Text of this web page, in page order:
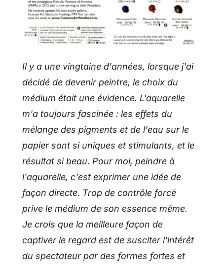
Il y a une vingtaine d'années, lorsque j'ai
décidé de devenir peintre, le choix du
médium était une évidence. L'aquarelle
m'a toujours fascinée : les effets du
mélange des pigments et de l'eau sur le
papier sont si uniques et stimulants, et le
résultat si beau. Pour moi, peindre à
l'aquarelle, c'est exprimer une idée de
façon directe. Trop de contrôle forcé
prive le médium de son essence même.
Je crois que la meilleure façon de
captiver le regard est de susciter l'intérêt
du spectateur par des formes fortes et